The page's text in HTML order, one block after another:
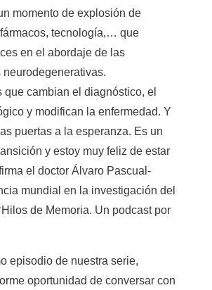
momento de explosión de
tecnología,… que
en el abordaje de las
neurodegenerativas.
que cambian el diagnóstico, el
y modifican la enfermedad. Y
puertas a la esperanza. Es un
y estoy muy feliz de estar
el doctor Álvaro Pascual-
mundial en la investigación del
de Memoria. Un podcast por
episodio de nuestra serie,
oportunidad de conversar con